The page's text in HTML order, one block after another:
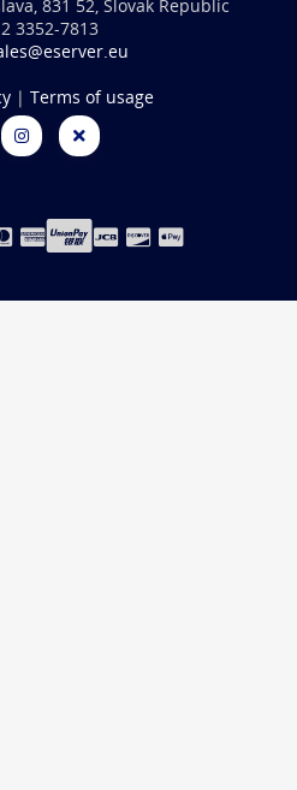
831 52, Slovak Republic
3352-7813
| Terms of usage